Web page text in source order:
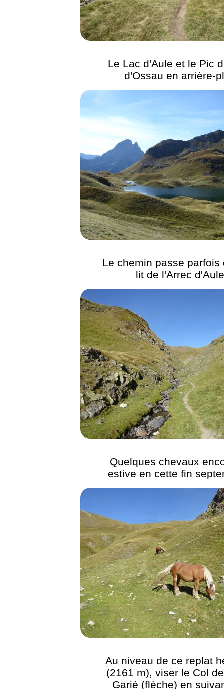
Le Lac d'Aule et le Pic
d'Ossau en arrière-
Le chemin passe parfois
lit de l'Arrec
Quelques chevaux
estive en cette fin
Au niveau de ce replat
(2161 m), viser le Col
Garié (flèche) en